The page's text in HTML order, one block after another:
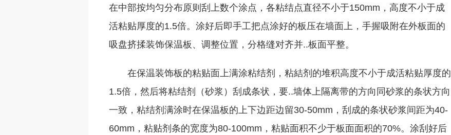
在中部按均匀分布原则刮上数个涂点，各粘结点直径不小于150mm，高度不小于成
活粘贴厚度的1.5倍。涂好后即手工把点涂好的板压在墙面上，手握吸附在外板面的
吸盘挤揉装饰保温板、调整位置，分格缝对齐并..板面平整。
在保温装饰板的粘贴面上满涂粘结剂，粘結剂的堆积高度不小于成活粘贴厚度的
1.5倍，然后将粘结剂（砂浆）刮成条状，要..墙体上隔离带的方向同砂浆的条状方向
一致，粘结剂满涂时在保温板的上下边距边留30-50mm，刮成的条状砂浆间距为40-
60mm，粘贴剂条的宽度为80-100mm，粘贴面积不少于板面面积的70%。涂刮好后